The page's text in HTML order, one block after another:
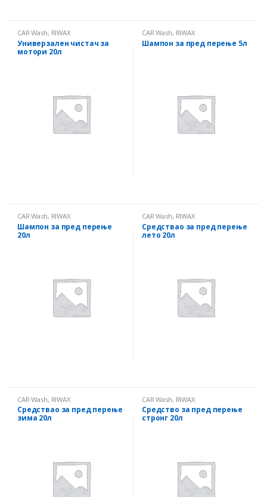
CAR Wash, RIWAX
Универзален чистач за
мотори 20л
CAR Wash, RIWAX
Шампон за пред перење 5л
CAR Wash, RIWAX
Шампон за пред перење
20л
CAR Wash, RIWAX
Средствао за пред перење
лето 20л
CAR Wash, RIWAX
Средствао за пред перење
зима 20л
CAR Wash, RIWAX
Средство за пред перење
стронг 20л